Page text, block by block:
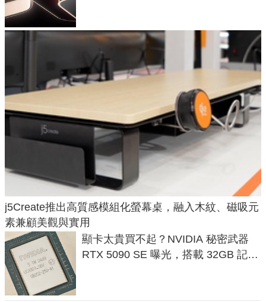
j5Create推出高質感模組化螢幕桌，融入木紋、磁吸元
素兼顧美觀與實用
顯卡太貴買不起？NVIDIA 秘密武器
RTX 5090 SE 曝光，搭載 32GB 記憶